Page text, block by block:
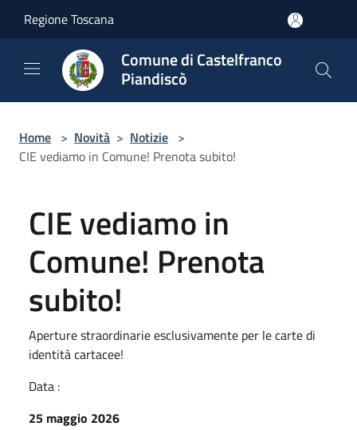
Regione Toscana
Comune di Castelfranco
Piandiscò
Home > Novità > Notizie >
CIE vediamo in Comune! Prenota subito!
CIE vediamo in
Comune! Prenota
subito!
Aperture straordinarie esclusivamente per le carte di
identità cartacee!
Data :
25 maggio 2026